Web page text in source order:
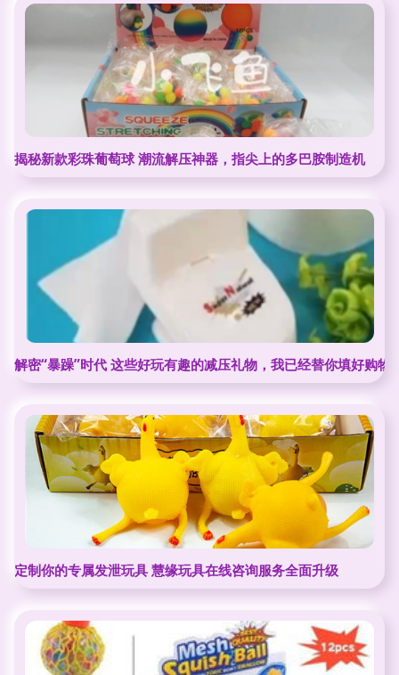
揭秘新款彩珠葡萄球 潮流解压神器，指尖上的多巴胺制造机
解密“暴躁”时代 这些好玩有趣的减压礼物，我已经替你填好购
定制你的专属发泄玩具 慧缘玩具在线咨询服务全面升级